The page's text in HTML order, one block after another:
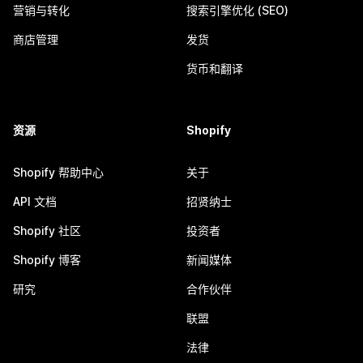
营销与转化
商店管理
搜索引擎优化 (SEO)
发货
货币和翻译
资源
Shopify 帮助中心
API 文档
Shopify 社区
Shopify 博客
研究
Shopify
关于
招贤纳士
投资者
新闻媒体
合作伙伴
联盟
法律